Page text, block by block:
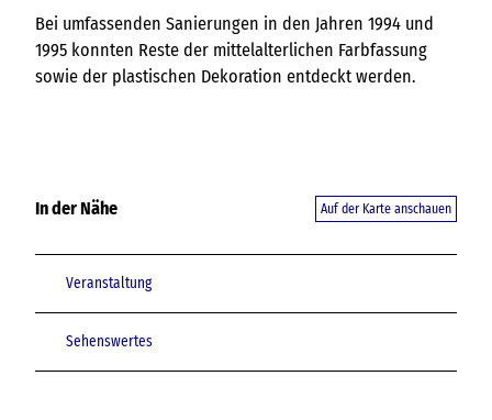
Bei umfassenden Sanierungen in den Jahren 1994 und
1995 konnten Reste der mittelalterlichen Farbfassung
sowie der plastischen Dekoration entdeckt werden.
In der Nähe Auf der Karte anschauen
Veranstaltung
Sehenswertes